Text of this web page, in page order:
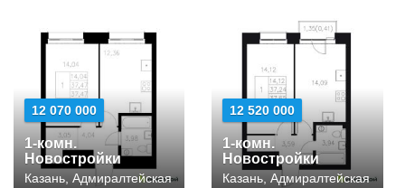
12 070 000
1-комн.
Новостройки
Казань, Адмиралтейская
12 520 000
1-комн.
Новостройки
Казань, Адмиралтейская